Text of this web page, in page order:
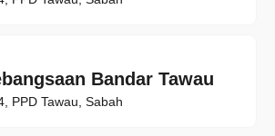
Bandar Tawau
PPD Tawau, Sabah